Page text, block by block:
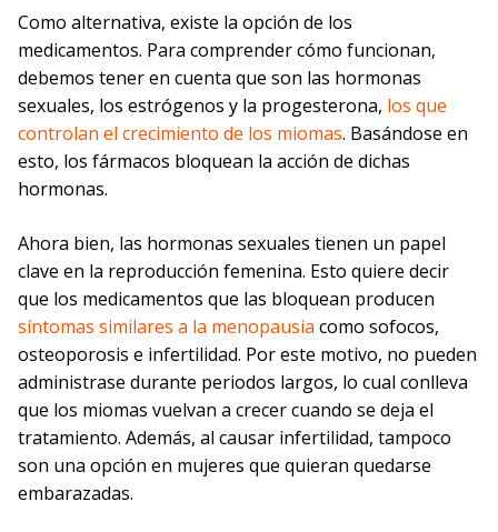
Como alternativa, existe la opción de los
medicamentos. Para comprender cómo funcionan,
debemos tener en cuenta que son las hormonas
sexuales, los estrógenos y la progesterona, los que
controlan el crecimiento de los miomas. Basándose en
esto, los fármacos bloquean la acción de dichas
hormonas.
Ahora bien, las hormonas sexuales tienen un papel
clave en la reproducción femenina. Esto quiere decir
que los medicamentos que las bloquean producen
síntomas similares a la menopausia como sofocos,
osteoporosis e infertilidad. Por este motivo, no pueden
administrase durante periodos largos, lo cual conlleva
que los miomas vuelvan a crecer cuando se deja el
tratamiento. Además, al causar infertilidad, tampoco
son una opción en mujeres que quieran quedarse
embarazadas.